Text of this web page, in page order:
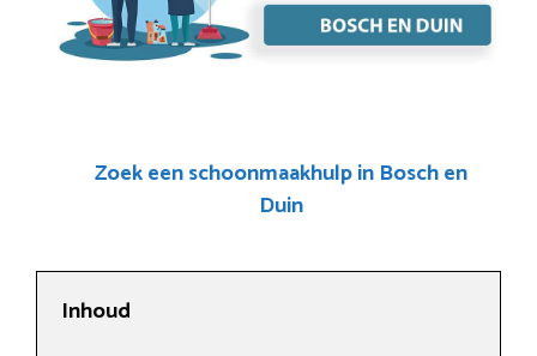
Zoek een schoonmaakhulp in Bosch en
Duin
Inhoud